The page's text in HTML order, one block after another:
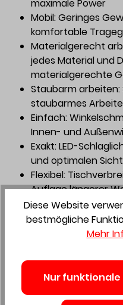
maximale Power
Mobil: Geringes
komfortable
Materialgerecht
jedes Material und
materialgerechte
Staubarm
staubarmes
Einfach:
Innen- und
Exakt: LED-
und optimalen
Flexibel:
Auflage längerer
Clever: Die
der KSC 60 exakt
SYS 3 M 112 bzw.
Winkelskala.
Winkeln über
Diese Website
bestmögliche
Mehr
Nur